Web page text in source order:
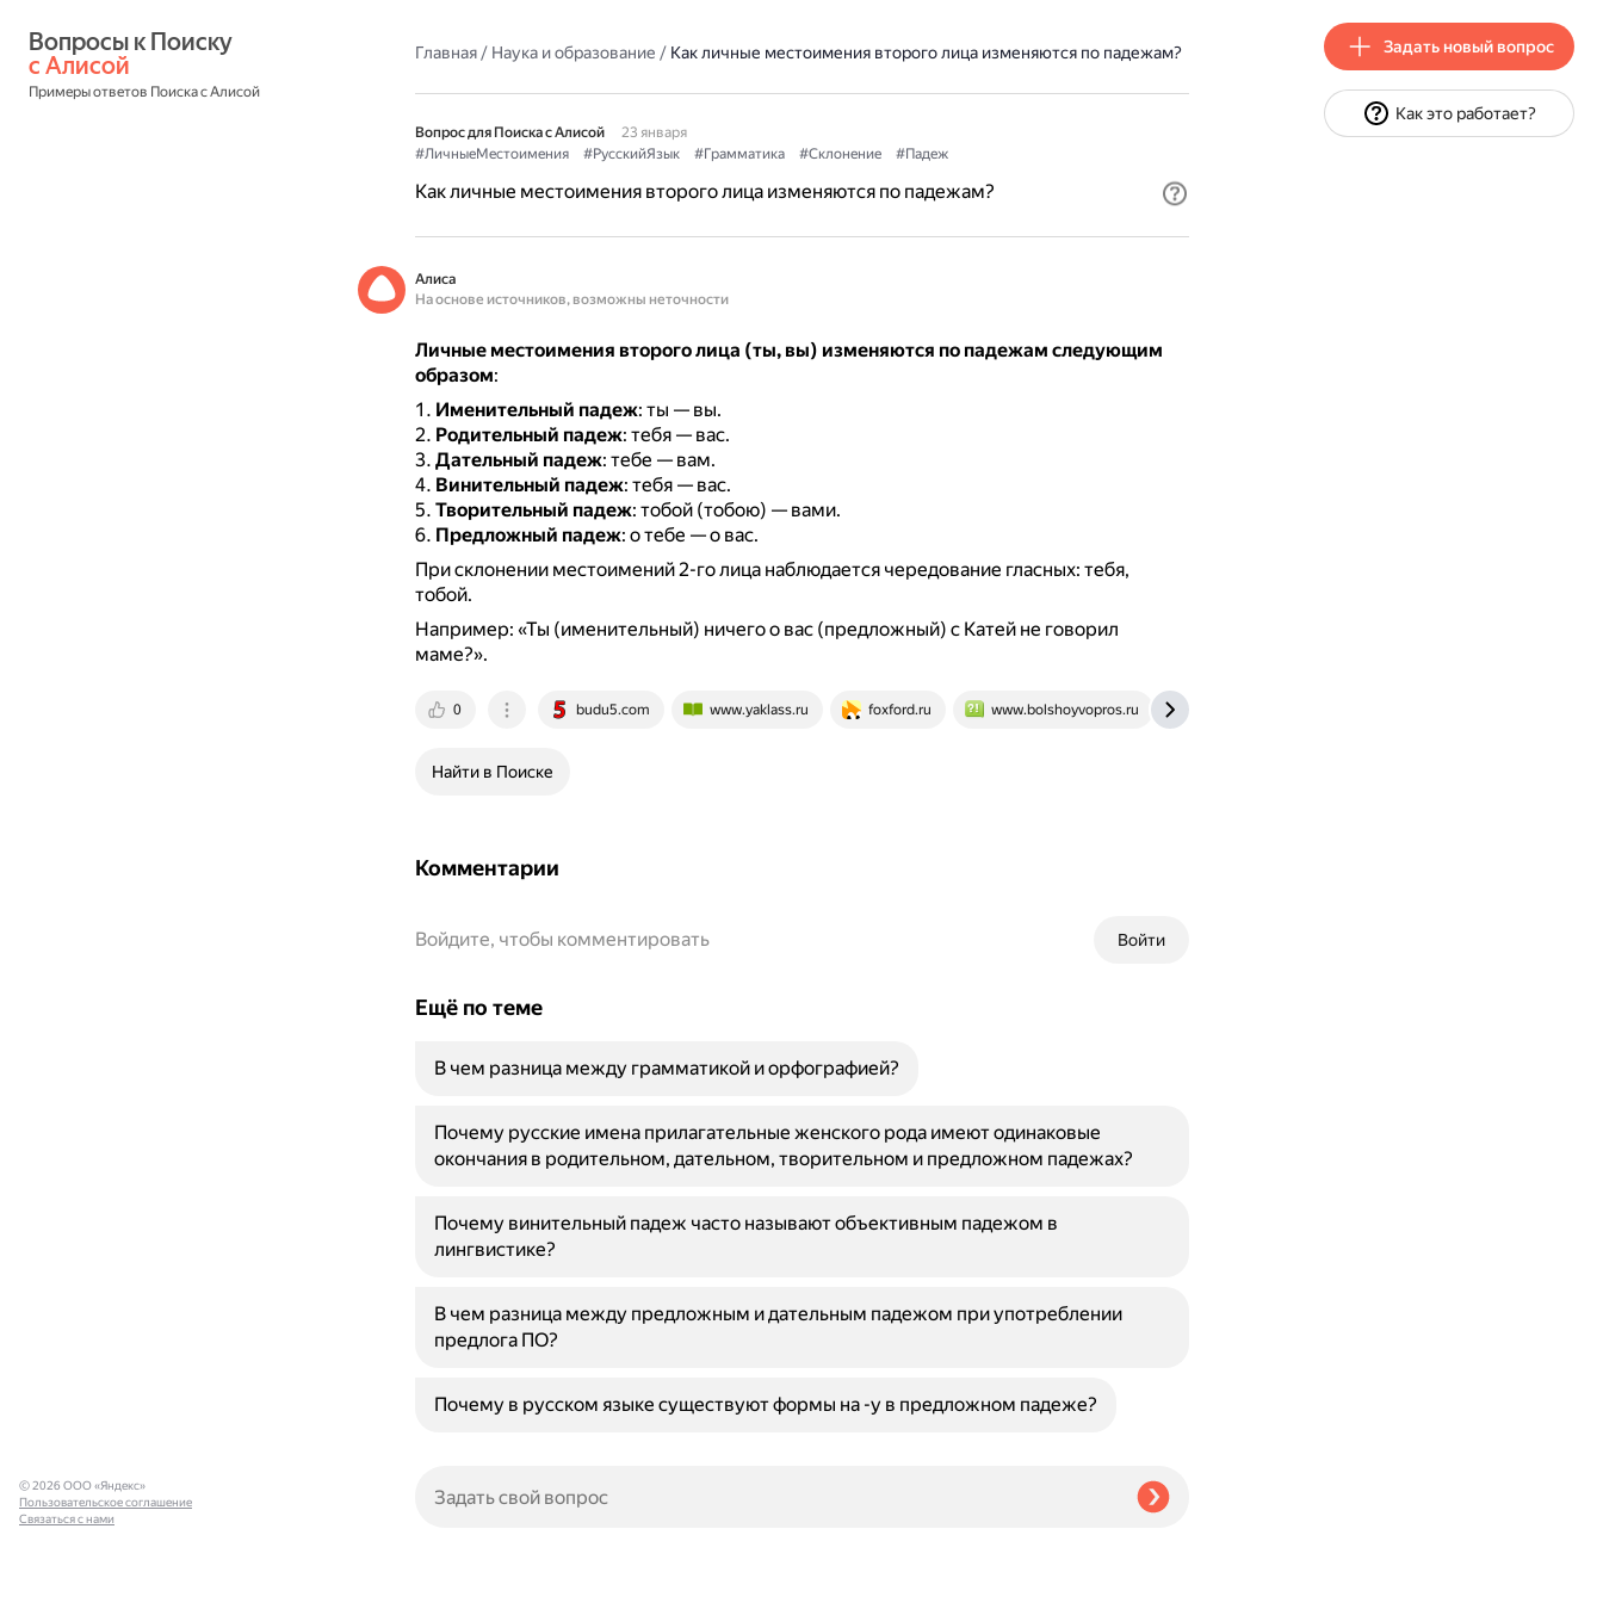
с Алисой
Примеры ответов Поиска с Алисой
Главная/ Наука и образование / Как личные местоимения второго лица изменяются по падежам?
Вопрос для Поиска с Алисой
23 января
#ЛичныеМестоимения
#РусскийЯзык #Грамматика #Склонение #Падеж
Как личные местоимения второго лица изменяются по падежам?
Алиса
На основе источников, возможны неточности
Личные местоимения второго лица (ты, вы) изменяются по падежам следующим
образом:
Именительный падеж: ты — вы.
Родительный падеж: тебя — вас.
Дательный падеж: тебе — вам.
Винительный падеж: тебя — вас.
Творительный падеж: тобой (тобою) — вами.
Предложный падеж: о тебе — о вас.
При склонении местоимений 2-го лица наблюдается чередование гласных: тебя,
тобой.
Например: «Ты (именительный) ничего о вас (предложный) с Катей не говорил
маме?».
0 budu5.com www.yaklass.ru foxford.ru www.bolshoyvopros.ru
Найти в Поиске
Комментарии
Войти
Войдите, чтобы комментировать
Ещё по теме
В чем разница между грамматикой и орфографией?
Почему русские имена прилагательные женского рода имеют одинаковые
окончания в родительном, дательном, творительном и предложном падежах?
Почему винительный падеж часто называют объективным падежом в
лингвистике?
В чем разница между предложным и дательным падежом при употреблении
предлога ПО?
Почему в русском языке существуют формы на -у в предложном падеже?
© 2026 ООО «Яндекс»
Пользовательское соглашение
Связаться с нами
Задать новый вопрос
Как это работает?